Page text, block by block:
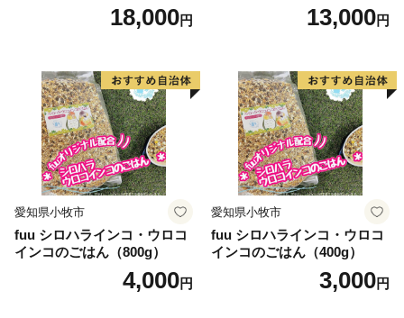
18,000円 13,000円
愛知県小牧市
fuu シロハラインコ・ウロコ
インコのごはん（800g）
4,000円
愛知県小牧市
fuu シロハラインコ・ウロコ
インコのごはん（400g）
3,000円